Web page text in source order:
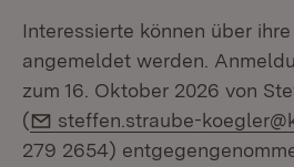
Interessierte können über
angemeldet werden.
zum 16. Oktober 2026 von
(
E-Mail:
steffen.straube-
279 2654)